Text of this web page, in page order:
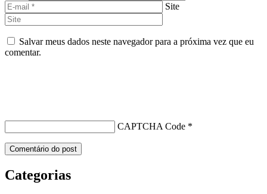
Site
Salvar meus dados neste navegador para a próxima vez que eu
comentar.
CAPTCHA Code *
Categorias